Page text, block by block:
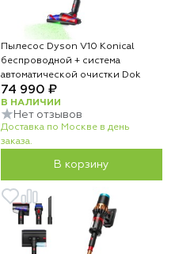
Пылесос Dyson V10 Konical
беспроводной + система
автоматической очистки Dok
74 990 ₽
В НАЛИЧИИ
Нет отзывов
Доставка по Москве в день
заказа.
В корзину